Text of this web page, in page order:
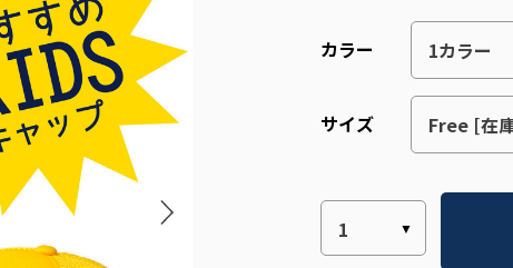
カラー
サイズ